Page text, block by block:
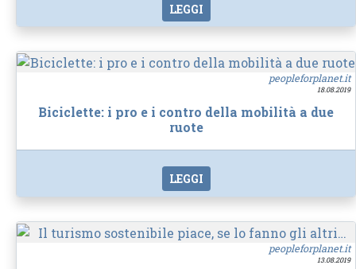
LEGGI
peopleforplanet.it
18.08.2019
Biciclette: i pro e i contro della mobilità a due
ruote
LEGGI
peopleforplanet.it
13.08.2019